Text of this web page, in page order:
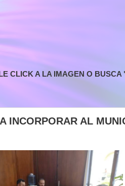
CLICK A LA IMAGEN O BUSCA
INCORPORAR AL